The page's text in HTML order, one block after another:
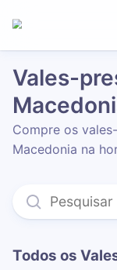
Vales-
Compre os
Macedonia na
Todos os